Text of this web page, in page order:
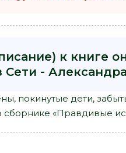
к книге
Сети -
покинутые дети,
сборнике «Правдивые